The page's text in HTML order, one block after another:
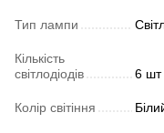
Тип лампи
Кількість
світлодіодів
6 шт
Колір світіння